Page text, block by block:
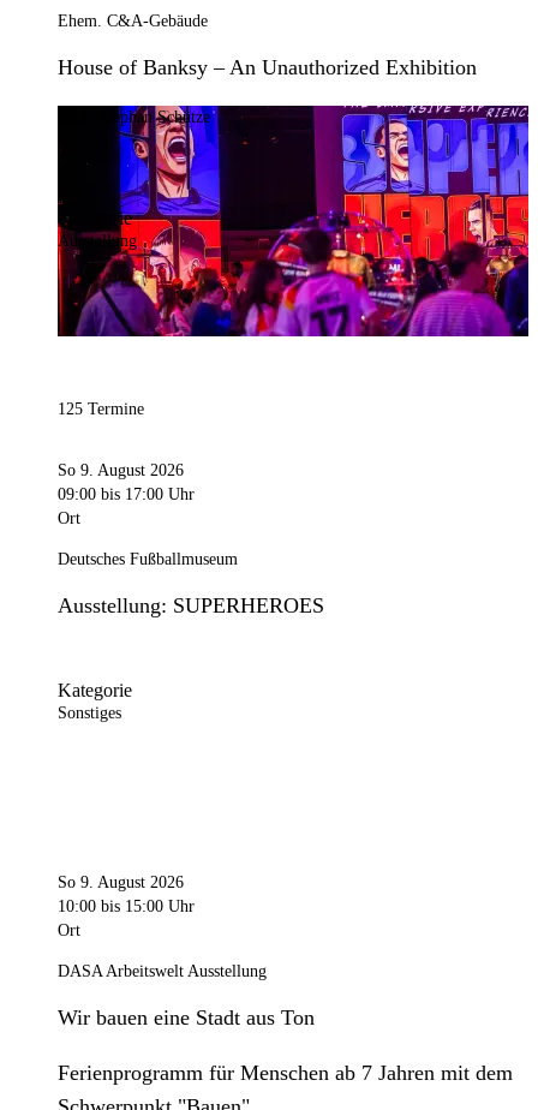
Ehem. C&A-Gebäude
House of Banksy – An Unauthorized Exhibition
Stephan Schütze
Kategorie
Ausstellung
125 Termine
So 9. August 2026
09:00 bis 17:00 Uhr
Ort
Deutsches Fußballmuseum
Ausstellung: SUPERHEROES
Kategorie
Sonstiges
So 9. August 2026
10:00 bis 15:00 Uhr
Ort
DASA Arbeitswelt Ausstellung
Wir bauen eine Stadt aus Ton
Ferienprogramm für Menschen ab 7 Jahren mit dem